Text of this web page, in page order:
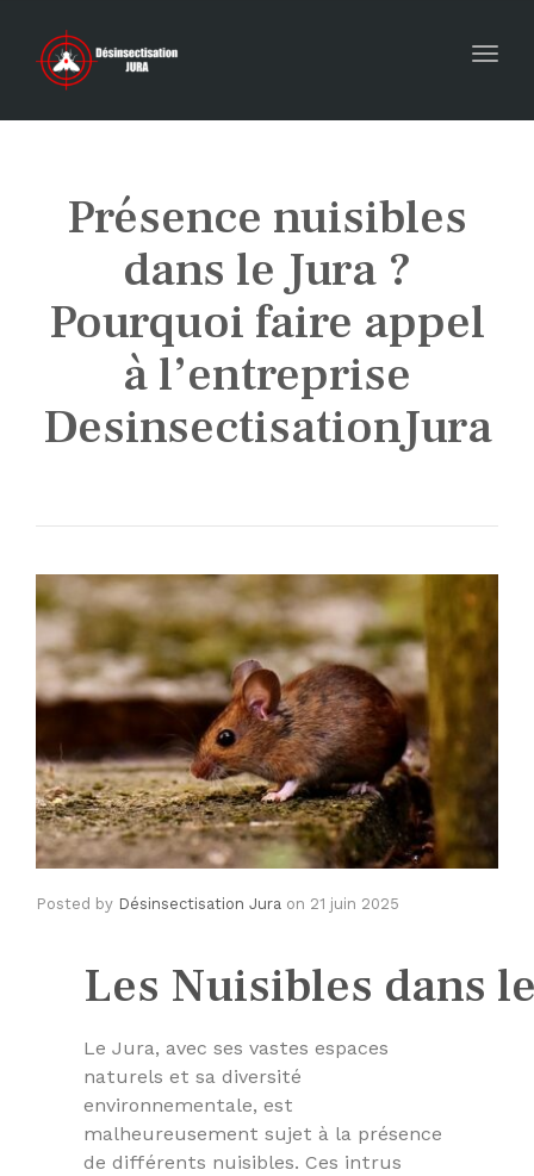
Présence nuisibles
dans le Jura ?
Pourquoi faire appel
à l’entreprise
DesinsectisationJura
Posted by Désinsectisation Jura on 21 juin 2025
Les Nuisibles dans
Le Jura, avec ses vastes espaces
naturels et sa diversité
environnementale, est
malheureusement sujet à la présence
de différents nuisibles. Ces intrus